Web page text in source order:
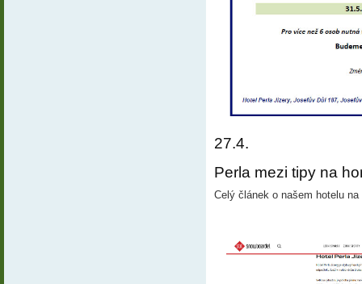
27.4.
Perla mezi tipy na
Celý článek o našem hotelu